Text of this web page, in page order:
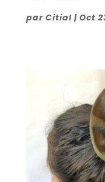
par Citial| Oct